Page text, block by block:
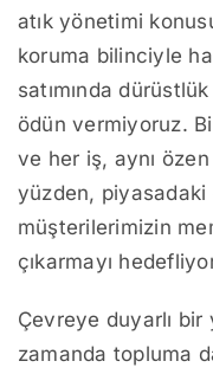
atık yönetimi
koruma bilinciyle
satımında
ödün vermiyoruz.
ve her iş, aynı
yüzden, piyasadaki
müşterilerimizin
çıkarmayı
Çevreye duyarlı bir
zamanda topluma